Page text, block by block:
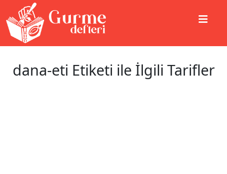
dana-eti Etiketi ile İlgili Tarifler